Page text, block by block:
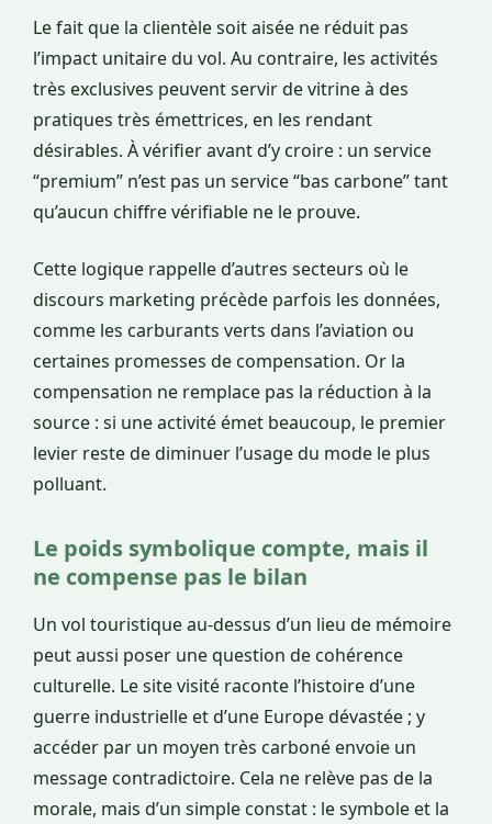
Le fait que la clientèle soit aisée ne réduit pas
l’impact unitaire du vol. Au contraire, les activités
très exclusives peuvent servir de vitrine à des
pratiques très émettrices, en les rendant
désirables. À vérifier avant d’y croire : un service
“premium” n’est pas un service “bas carbone” tant
qu’aucun chiffre vérifiable ne le prouve.
Cette logique rappelle d’autres secteurs où le
discours marketing précède parfois les données,
comme les carburants verts dans l’aviation ou
certaines promesses de compensation. Or la
compensation ne remplace pas la réduction à la
source : si une activité émet beaucoup, le premier
levier reste de diminuer l’usage du mode le plus
polluant.
Le poids symbolique compte, mais il
ne compense pas le bilan
Un vol touristique au-dessus d’un lieu de mémoire
peut aussi poser une question de cohérence
culturelle. Le site visité raconte l’histoire d’une
guerre industrielle et d’une Europe dévastée ; y
accéder par un moyen très carboné envoie un
message contradictoire. Cela ne relève pas de la
morale, mais d’un simple constat : le symbole et la